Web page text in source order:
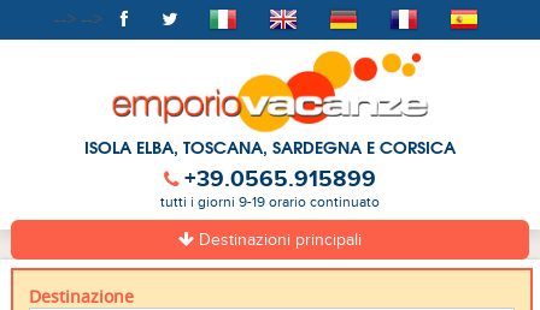
--> -->
ISOLA ELBA, TOSCANA, SARDEGNA E CORSICA
+39.0565.915899
tutti i giorni 9-19 orario continuato
Destinazioni principali
Destinazione